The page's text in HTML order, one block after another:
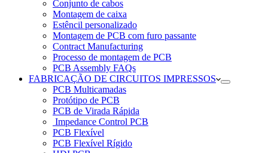
Conjunto de cabos
Montagem de caixa
Estêncil personalizado
Montagem de PCB com furo passante
Contract Manufacturing
Processo de montagem de PCB
PCB Assembly FAQs
FABRICAÇÃO DE CIRCUITOS IMPRESSOS
PCB Multicamadas
Protótipo de PCB
PCB de Virada Rápida
Impedance Control PCB
PCB Flexível
PCB Flexível Rígido